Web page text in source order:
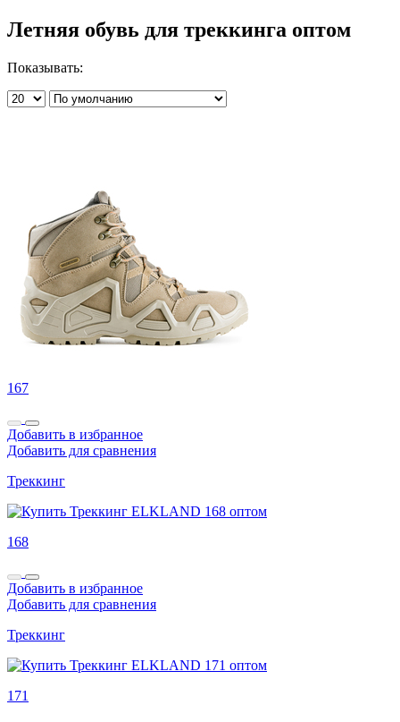
Летняя обувь для треккинга оптом
Показывать:
167
Добавить в избранное
Добавить для сравнения
Треккинг
168
Добавить в избранное
Добавить для сравнения
Треккинг
171